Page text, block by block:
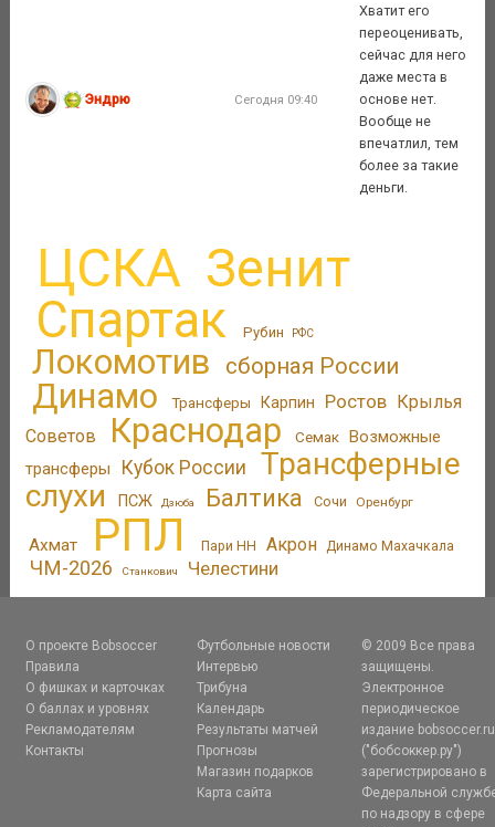
Эндрю Сегодня 09:40
Хватит его
переоценивать,
сейчас для него
даже места в
основе нет.
Вообще не
впечатлил, тем
более за такие
деньги.
ЦСКА Зенит
Спартак Рубин РФС
Локомотив сборная России
Динамо Трансферы Карпин Ростов Крылья
Советов
Краснодар Семак Возможные
трансферы
Кубок России
Трансферные
слухи
ПСЖ Дзюба Балтика Сочи Оренбург
Ахмат РПЛ Пари НН Акрон Динамо Махачкала
ЧМ-2026 Станкович Челестини
О проекте Bobsoccer
Правила
О фишках и карточках
О баллах и уровнях
Рекламодателям
Контакты
Футбольные новости
Интервью
Трибуна
Календарь
Результаты матчей
Прогнозы
Магазин подарков
Карта сайта
© 2009 Все права
защищены.
Электронное
периодическое
издание bobsoccer.ru
("бобсоккер.ру")
зарегистрировано в
Федеральной
по надзору в сфере